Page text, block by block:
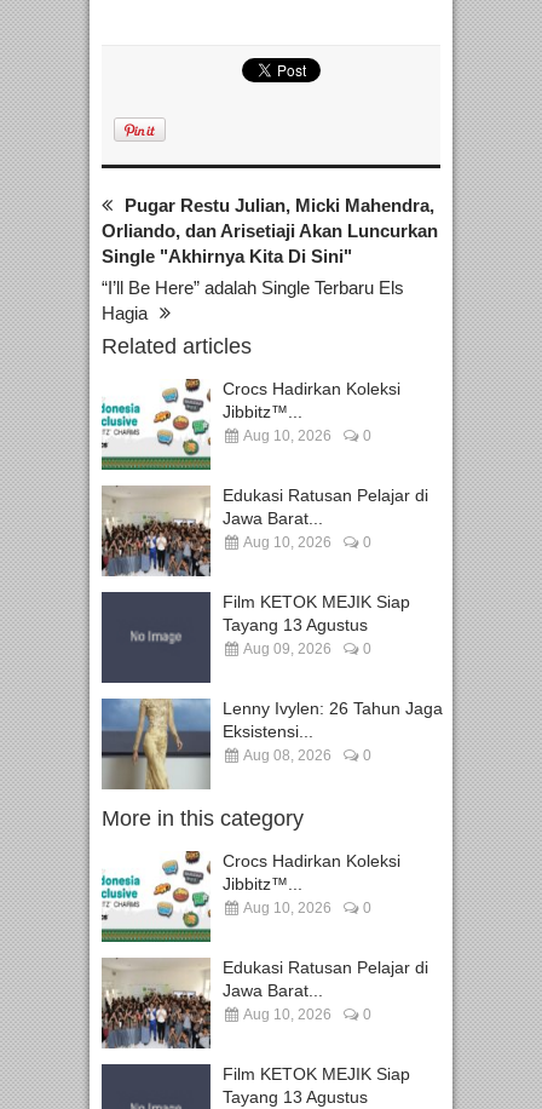
Pugar Restu Julian, Micki Mahendra,
Orliando, dan Arisetiaji Akan Luncurkan
Single "Akhirnya Kita Di Sini"
“I’ll Be Here” adalah Single Terbaru Els
Hagia
Related articles
Crocs Hadirkan Koleksi
Jibbitz™...
Aug 10, 2026 0
Edukasi Ratusan Pelajar di
Jawa Barat...
Aug 10, 2026 0
Film KETOK MEJIK Siap
Tayang 13 Agustus
Aug 09, 2026 0
Lenny Ivylen: 26 Tahun Jaga
Eksistensi...
Aug 08, 2026 0
More in this category
Crocs Hadirkan Koleksi
Jibbitz™...
Aug 10, 2026 0
Edukasi Ratusan Pelajar di
Jawa Barat...
Aug 10, 2026 0
Film KETOK MEJIK Siap
Tayang 13 Agustus